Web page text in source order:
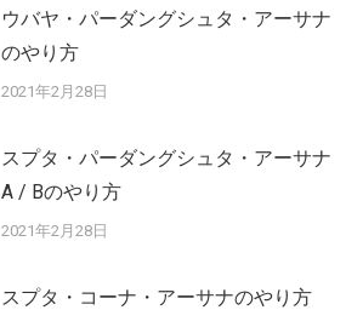
ウバヤ・パーダングシュタ・アーサナ
のやり方
2021年2月28日
スプタ・パーダングシュタ・アーサナ
A / Bのやり方
2021年2月28日
スプタ・コーナ・アーサナのやり方